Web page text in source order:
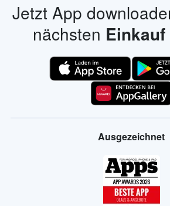
Jetzt App
nächsten
Ausgezeichnet